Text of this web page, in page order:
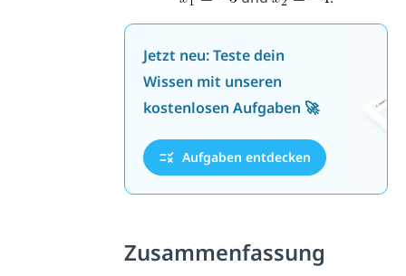
Jetzt neu: Teste dein
Wissen mit unseren
kostenlosen Aufgaben 🚀
Aufgaben entdecken
Zusammenfassung